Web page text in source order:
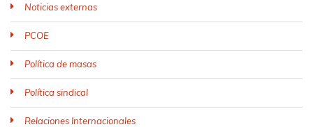
Noticias externas
PCOE
Política de masas
Política sindical
Relaciones Internacionales